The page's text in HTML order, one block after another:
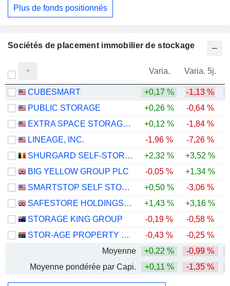
Plus de fonds positionnés
Sociétés de placement immobilier de stockage
Varia. Varia. 5j.
CUBESMART +0,17 % -1,13 %
PUBLIC STORAGE
+0,26 % -0,64 %
EXTRA SPACE STORAGE INC.
+0,12 % -1,84 %
LINEAGE, INC.
-1,96 % -7,26 %
SHURGARD SELF-STORAGE LTD.
+2,32 % +3,52 %
BIG YELLOW GROUP PLC
-0,05 % +1,34 %
SMARTSTOP SELF STORAGE REIT, INC.
+0,50 % -3,06 %
SAFESTORE HOLDINGS PLC
+1,43 % +3,16 %
STORAGE KING GROUP
-0,19 % -0,58 %
STOR-AGE PROPERTY REIT LIMITED
-0,43 % -0,25 %
Moyenne
+0,22 % -0,99 %
Moyenne pondérée par Capi.
+0,11 % -1,35 %